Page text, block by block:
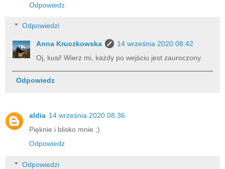
Odpowiedz
Odpowiedzi
Anna Kruczkowska
14 września 2020 08:42
Oj, kusi! Wierz mi, każdy po wejściu jest zauroczony.
Odpowiedz
aldia 14 września 2020 08:36
Pięknie i blisko mnie ;)
Odpowiedz
Odpowiedzi